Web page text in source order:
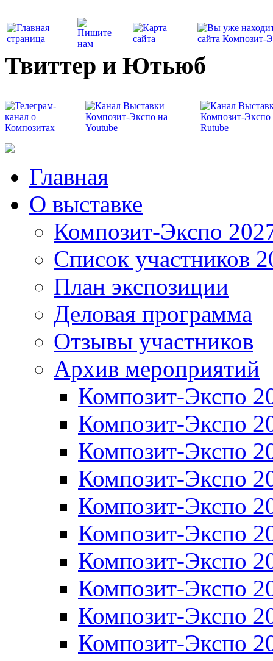
Твиттер и Ютьюб
Главная
О выставке
Композит-Экспо
Список участников
План экспозиции
Деловая программа
Отзывы участников
Архив мероприятий
Композит-Экспо
Композит-Экспо
Композит-Экспо
Композит-Экспо
Композит-Экспо
Композит-Экспо
Композит-Экспо
Композит-Экспо
Композит-Экспо
Композит-Экспо